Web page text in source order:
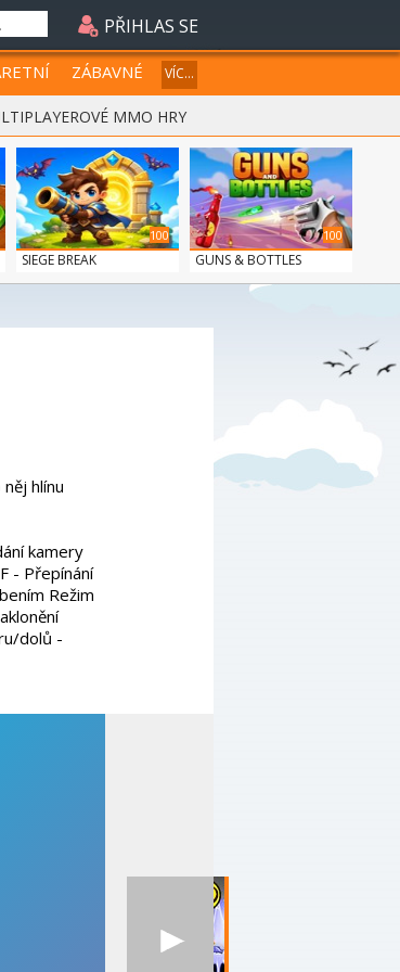
PŘIHLAS SE
ZÁBAVNÉ VÍC...
MMO HRY
100
SIEGE BREAK
100
GUNS & BOTTLES
hlínu
kamery
- Přepínání
Režim
dolů -